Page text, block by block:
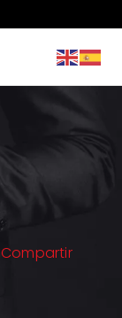
Compartir